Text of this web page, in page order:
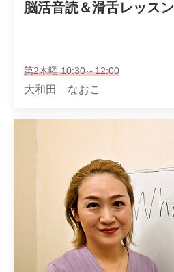
脳活音読＆滑舌レッスン
第2木曜 10:30～12:00
大和田 なおこ